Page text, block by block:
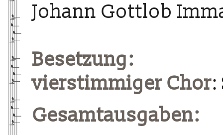
Johann Gottlob
Besetzung:
vierstimmiger Chor:
Gesamtausgaben: